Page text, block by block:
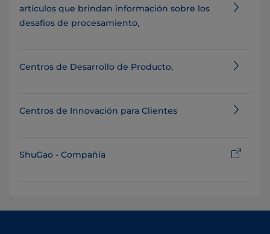
artículos que brindan información sobre los
desafíos de procesamiento,
Centros de Desarrollo de Producto,
Centros de Innovación para Clientes
ShuGao - Compañía